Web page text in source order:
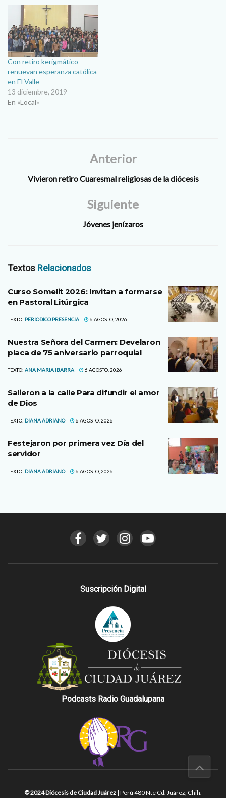
Con retiro kerigmático
renuevan esperanza católica
en El Valle
13 diciembre, 2019
En «Local»
Anterior
Vivieron retiro Cuaresmal religiosas de la diócesis
Siguiente
Jóvenes jenízaros
Textos Relacionados
Curso Somelit 2026: Invitan a formarse
en Pastoral Litúrgica
TEXTO: PERIODICO PRESENCIA 6 AGOSTO, 2026
Nuestra Señora del Carmen: Develaron
placa de 75 aniversario parroquial
TEXTO: ANA MARIA IBARRA 6 AGOSTO, 2026
Salieron a la calle Para difundir el amor
de Dios
TEXTO: DIANA ADRIANO 6 AGOSTO, 2026
Festejaron por primera vez Día del
servidor
TEXTO: DIANA ADRIANO 6 AGOSTO, 2026
Suscripción Digital
Podcasts Radio Guadalupana
© 2024 Diócesis de Ciudad Juárez | Perú 480 Nte Cd. Juárez, Chih.